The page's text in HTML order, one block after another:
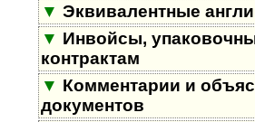
▼ Эквивалентные
▼ Инвойсы,
контрактам
▼ Комментарии и
документов